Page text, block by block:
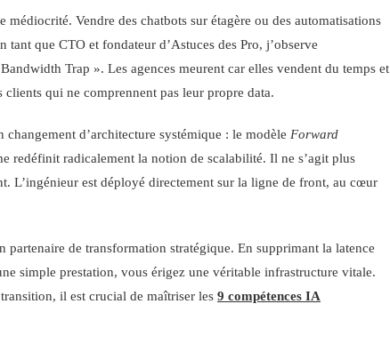
Vendre des chatbots sur étagère ou des automatisations
que CTO et fondateur d’Astuces des Pro, j’observe
Trap ». Les agences meurent car elles vendent du temps et
qui ne comprennent pas leur propre data.
d’architecture systémique : le modèle Forward
redéfinit radicalement la notion de scalabilité. Il ne s’agit plus
L’ingénieur est déployé directement sur la ligne de front, au cœur
de transformation stratégique. En supprimant la latence
simple prestation, vous érigez une véritable infrastructure vitale.
il est crucial de maîtriser les 9 compétences IA